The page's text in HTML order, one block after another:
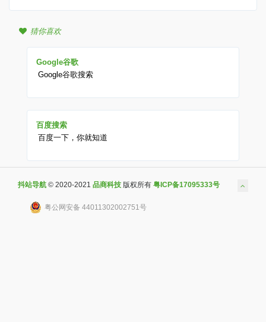
猜你喜欢
Google谷歌
Google谷歌搜索
百度搜索
百度一下，你就知道
抖站导航 © 2020-2021 品商科技 版权所有 粤ICP备17095333号
粤公网安备 44011302002751号